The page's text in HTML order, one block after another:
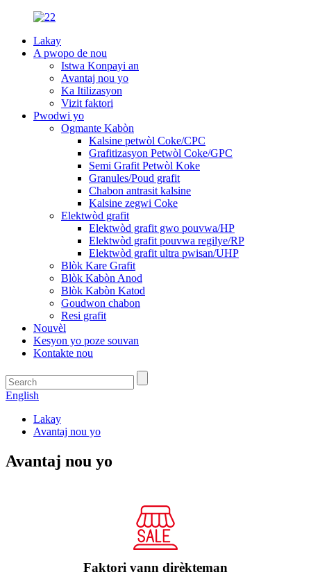
Lakay
A pwopo de nou
Istwa Konpayi an
Avantaj nou yo
Ka Itilizasyon
Vizit faktori
Pwodwi yo
Ogmante Kabòn
Kalsine petwòl Coke/CPC
Grafitizasyon Petwòl Coke/GPC
Semi Grafit Petwòl Koke
Granules/Poud grafit
Chabon antrasit kalsine
Kalsine zegwi Coke
Elektwòd grafit
Elektwòd grafit gwo pouvwa/HP
Elektwòd grafit pouvwa regilye/RP
Elektwòd grafit ultra pwisan/UHP
Blòk Kare Grafit
Blòk Kabòn Anod
Blòk Kabòn Katod
Goudwon ​​chabon
Resi grafit
Nouvèl
Kesyon yo poze souvan
Kontakte nou
English
Lakay
Avantaj nou yo
Avantaj nou yo
Faktori vann dirèkteman